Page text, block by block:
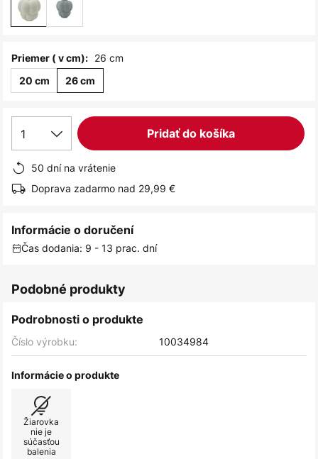
Priemer ( v cm): 26 cm
20 cm 26 cm
1 Pridať do košíka
50 dní na vrátenie
Doprava zadarmo nad 29,99 €
Informácie o doručení
Čas dodania: 9 - 13 prac. dní
Podobné produkty
Podrobnosti o produkte
Číslo výrobku: 10034984
Informácie o produkte
Žiarovka
nie je
súčasťou
balenia